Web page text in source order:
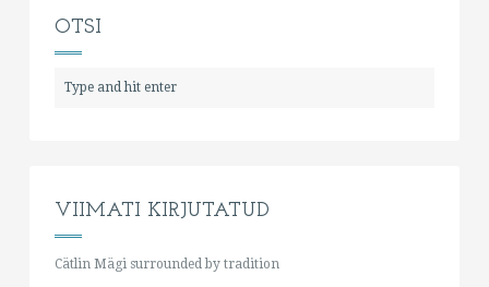
OTSI
VIIMATI KIRJUTATUD
Cätlin Mägi surrounded by tradition